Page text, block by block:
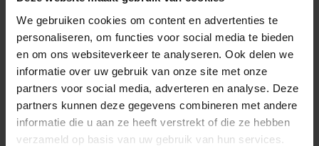
We gebruiken cookies om content en advertenties te
personaliseren, om functies voor social media te bieden
en om ons websiteverkeer te analyseren. Ook delen we
informatie over uw gebruik van onze site met onze
partners voor social media, adverteren en analyse. Deze
partners kunnen deze gegevens combineren met andere
informatie die u aan ze heeft verstrekt of die ze hebben
verzameld op basis van uw gebruik van hun services.
CONTACTEER ONS
Neem contact op met onze experts voor meer
informatie.